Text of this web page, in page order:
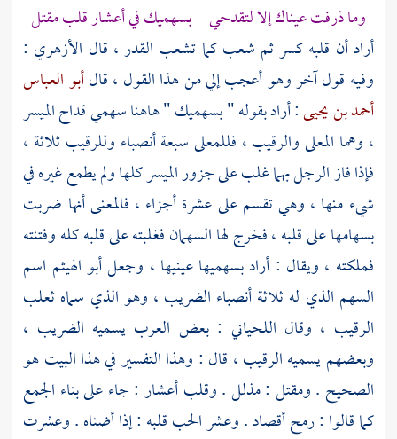
وما ذرفت عيناك إلا لتقدحي بسهميك في أعشار قلب مقتل
أراد أن قلبه كسر ثم شعب كما تشعب القدر ، قال الأزهري :
وفيه قول آخر وهو أعجب إلي من هذا القول ، قالأبو العباس
أحمد بن يحيى: أراد بقوله " بسهميك " هاهنا سهمي قداح الميسر
، وهما المعلى والرقيب ، فللمعلى سبعة أنصباء وللرقيب ثلاثة ،
فإذا فاز الرجل بهما غلب على جزور الميسر كلها ولم يطمع غيره في
شيء منها ، وهي تقسم على عشرة أجزاء ، فالمعنى أنها ضربت
بسهامها على قلبه ، فخرج لها السهمان فغلبته على قلبه كله وفتنته
فملكته ، ويقال : أراد بسهميها عينيها ، وجعلأبو الهيثم اسم
السهم الذي له ثلاثة أنصباء الضريب ، وهو الذي سماهثعلب
الرقيب ، وقال اللحياني : بعض العرب يسميه الضريب ،
وبعضهم يسميه الرقيب ، قال : وهذا التفسير في هذا البيت هو
الصحيح . ومقتل : مذلل . وقلب أعشار : جاء على بناء الجمع
كما قالوا : رمح أقصاد . وعشر الحب قلبه : إذا أضناه . وعشرت